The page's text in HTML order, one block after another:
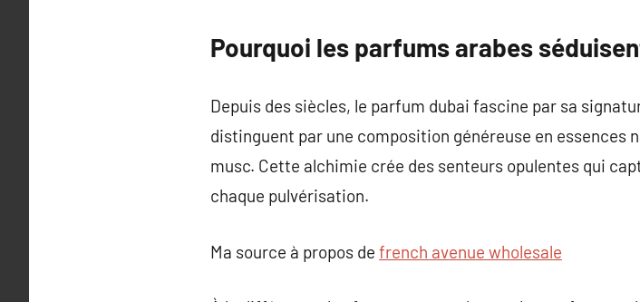
Pourquoi les parfums arabes
Depuis des siècles, le parfum dubai fascine par sa
distinguent par une composition généreuse en essences
musc. Cette alchimie crée des senteurs opulentes qui
chaque pulvérisation.
Ma source à propos de french avenue wholesale